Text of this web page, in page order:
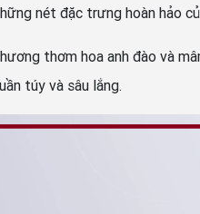
nét đặc trưng hoàn hảo
hương thơm hoa anh đào và
túy và sâu lắng.